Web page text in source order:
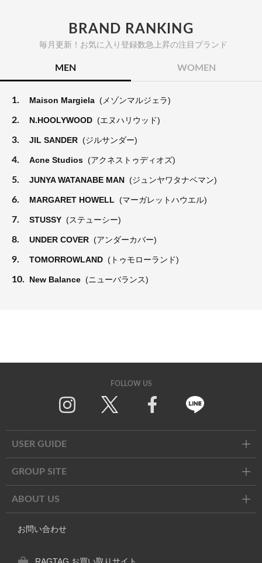
BRAND RANKING
毎月更新！お気に入り登録数急上昇の注目ブランド
MEN WOMEN
1. Maison Margiela (メゾンマルジェラ)
2. N.HOOLYWOOD (エヌハリウッド)
3. JIL SANDER (ジルサンダー)
4. Acne Studios (アクネストゥディオズ)
5. JUNYA WATANABE MAN (ジュンヤワタナベマン)
6. MARGARET HOWELL (マーガレットハウエル)
7. STUSSY (ステューシー)
8. UNDER COVER (アンダーカバー)
9. TOMORROWLAND (トゥモローランド)
10. New Balance (ニューバランス)
FOLLOW US
USER GUIDE
GROUP SITE
ABOUT US
お問い合わせ
RAGTAG お買い取りサイト